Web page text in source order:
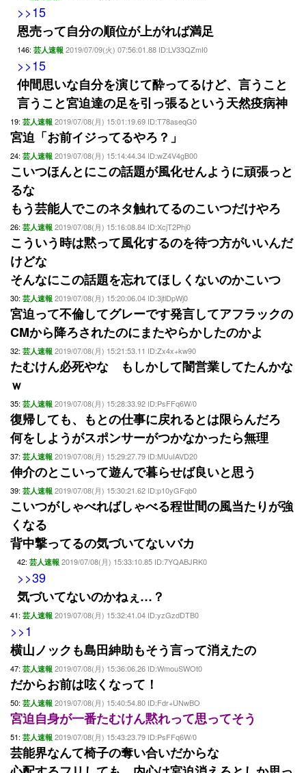
>>15
恩売って自分の順位が上がれば満足
146: 芸人速報 2019/07/09(火) 07:56:01.88 ID:LV33QZmI0
>>15
仲間思いな自分を演じて酔ってるけど、言うこと
言うこと宮迫達の足を引っ張るという天然疫病神
19: 芸人速報 2019/07/08(月) 15:01:19.69 ID:T78aseqG0
宮迫「お前イジってるやろ？」
24: 芸人速報 2019/07/08(月) 15:14:44.34 ID:wZ4V4gB00
こいつほんとにこの話題が風化せんように頑張っと
るな
もう芸能人でこのネタ触れてるのこいつだけやろ
26: 芸人速報 2019/07/08(月) 15:16:08.84 ID:XcjT2Phj0
こういう時は黙って風化するのを待つ方がいいんだ
けどな
そんなにこの話題を忘れてほしくないのかこいつ
30: 芸人速報 2019/07/08(月) 15:20:06.04 ID:3jtlDpWj0
宮迫って不倫してグレーです発言してアフラックの
CMから降ろされたのにまたやらかしたのかよ
32: 芸人速報 2019/07/08(月) 15:21:53.11 ID:Zx4x+kw90
たむけん必死やな もしかして闇営業してたんかな
ｗ
35: 芸人速報 2019/07/08(月) 15:28:33.92 ID:PsFFq6W/0
復帰しても、もとの仕事に戻れるとは限らんだろ
何をしようがスポンサーがつかなかったら無理
37: 芸人速報 2019/07/08(月) 15:29:27.79 ID:MUuIAVD20
伸介のとこいって遊んで暮らせば良いと思う
39: 芸人速報 2019/07/08(月) 15:30:21.62 ID:p10yGFqb0
こいつがしゃべればしゃべる程世間の風当たりが強
くなる
背中撃ってるの気づいてないバカ
42: 芸人速報 2019/07/08(月) 15:33:10.85 ID:7YQABJRK0
>>39
気づいてないのかねぇ…？
41: 芸人速報 2019/07/08(月) 15:32:41.04 ID:yzGzdDTB0
>>1
横山ノックも島田紳助もそう言って消えたの
47: 芸人速報 2019/07/08(月) 15:36:06.26 ID:WmouSWOt0
だからお前は呟くなって！
50: 芸人速報 2019/07/08(月) 15:40:54.80 ID:Fdr+UNwBO
宮迫自身が一番たむけん黙れって思ってそう
51: 芸人速報 2019/07/08(月) 15:43:23.79 ID:PsFFq6W/0
芸能界なんて椅子の奪い合いだからな